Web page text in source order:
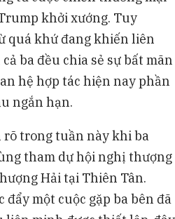
khởi xướng. Tuy
quá khứ đang khiến liên
ba đều chia sẻ sự bất mãn
hệ hợp tác hiện nay phần
ngắn hạn.
rõ trong tuần này khi ba
tham dự hội nghị thượng
Hải tại Thiên Tân.
một cuộc gặp ba bên đã